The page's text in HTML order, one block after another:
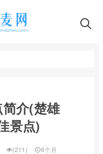
介(楚雄
景点)
(211)
9个月